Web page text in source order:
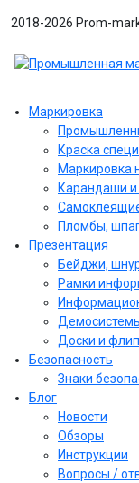
2018-2026 Prom-
Маркировка
Краска
Маркировка
Карандаши и
Пломбы,
Презентация
Бейджи,
Рамки
Доски и
Безопасность
Знаки
Блог
Новости
Обзоры
Инструкции
Вопросы /